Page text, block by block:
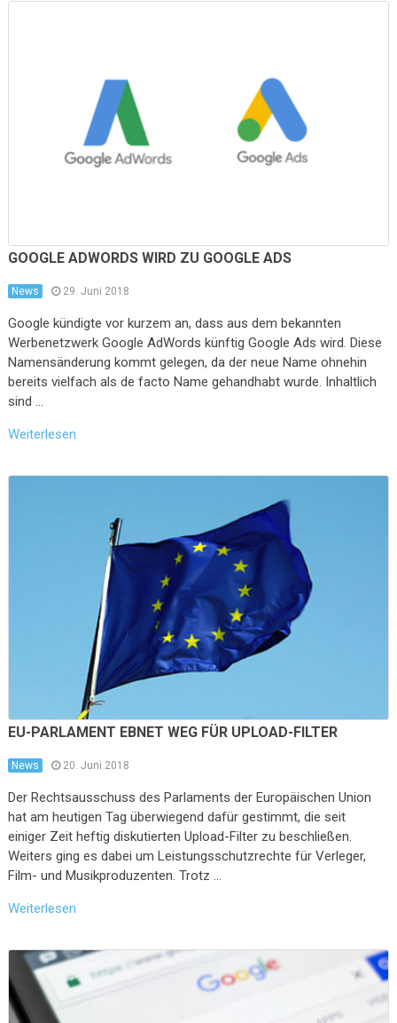
GOOGLE ADWORDS WIRD ZU GOOGLE ADS
News 29. Juni 2018
Google kündigte vor kurzem an, dass aus dem bekannten
Werbenetzwerk Google AdWords künftig Google Ads wird. Diese
Namensänderung kommt gelegen, da der neue Name ohnehin
bereits vielfach als de facto Name gehandhabt wurde. Inhaltlich
sind …
Weiterlesen
EU-PARLAMENT EBNET WEG FÜR UPLOAD-FILTER
News 20. Juni 2018
Der Rechtsausschuss des Parlaments der Europäischen Union
hat am heutigen Tag überwiegend dafür gestimmt, die seit
einiger Zeit heftig diskutierten Upload-Filter zu beschließen.
Weiters ging es dabei um Leistungsschutzrechte für Verleger,
Film- und Musikproduzenten. Trotz …
Weiterlesen